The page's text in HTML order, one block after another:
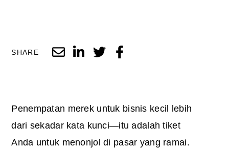
SHARE
Penempatan merek untuk bisnis kecil lebih
dari sekadar kata kunci—itu adalah tiket
Anda untuk menonjol di pasar yang ramai.